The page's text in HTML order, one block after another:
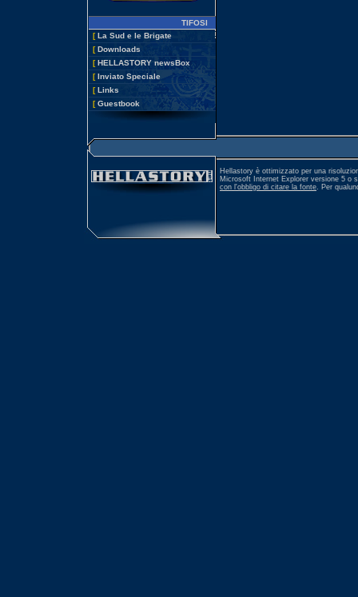
TIFOSI
[ La Sud e le Brigate
[ Downloads
[ HELLASTORY newsBox
[ Inviato Speciale
[ Links
[ Guestbook
Hellastory è ottimizzato per una
Microsoft Internet Explorer versione 5 o
con l'obbligo di citare la fonte. Per